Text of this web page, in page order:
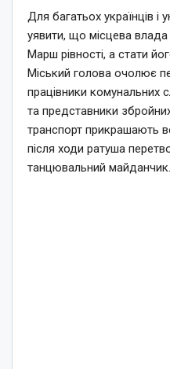
Для багатьох українців і
уявити, що місцева
Марш рівності, а стати
Міський голова очолює
працівники
та представники
транспорт прикрашають
після ходи ратуша
танцювальний майданчик.